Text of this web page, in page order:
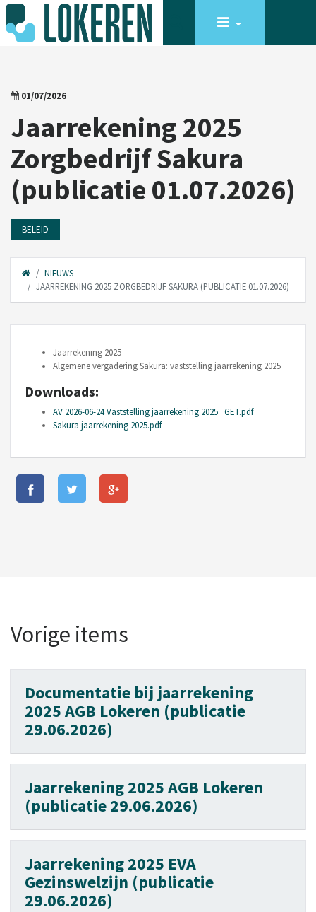
01/07/2026
Jaarrekening 2025
Zorgbedrijf Sakura
(publicatie 01.07.2026)
BELEID
NIEUWS
JAARREKENING 2025 ZORGBEDRIJF SAKURA (PUBLICATIE 01.07.2026)
Jaarrekening 2025
Algemene vergadering Sakura: vaststelling jaarrekening 2025
Downloads:
AV 2026-06-24 Vaststelling jaarrekening 2025_ GET.pdf
Sakura jaarrekening 2025.pdf
Vorige items
Documentatie bij jaarrekening
2025 AGB Lokeren (publicatie
29.06.2026)
Jaarrekening 2025 AGB Lokeren
(publicatie 29.06.2026)
Jaarrekening 2025 EVA
Gezinswelzijn (publicatie
29.06.2026)